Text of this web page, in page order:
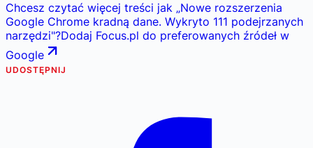
Chcesz czytać więcej treści jak „Nowe rozszerzenia
Google Chrome kradną dane. Wykryto 111 podejrzanych
narzędzi"?Dodaj Focus.pl do preferowanych źródeł w
Google
UDOSTĘPNIJ